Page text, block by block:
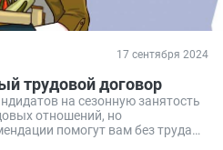
17 сентября 2024
трудовой договор
на сезонную занятость
отношений, но
помогут вам без труда